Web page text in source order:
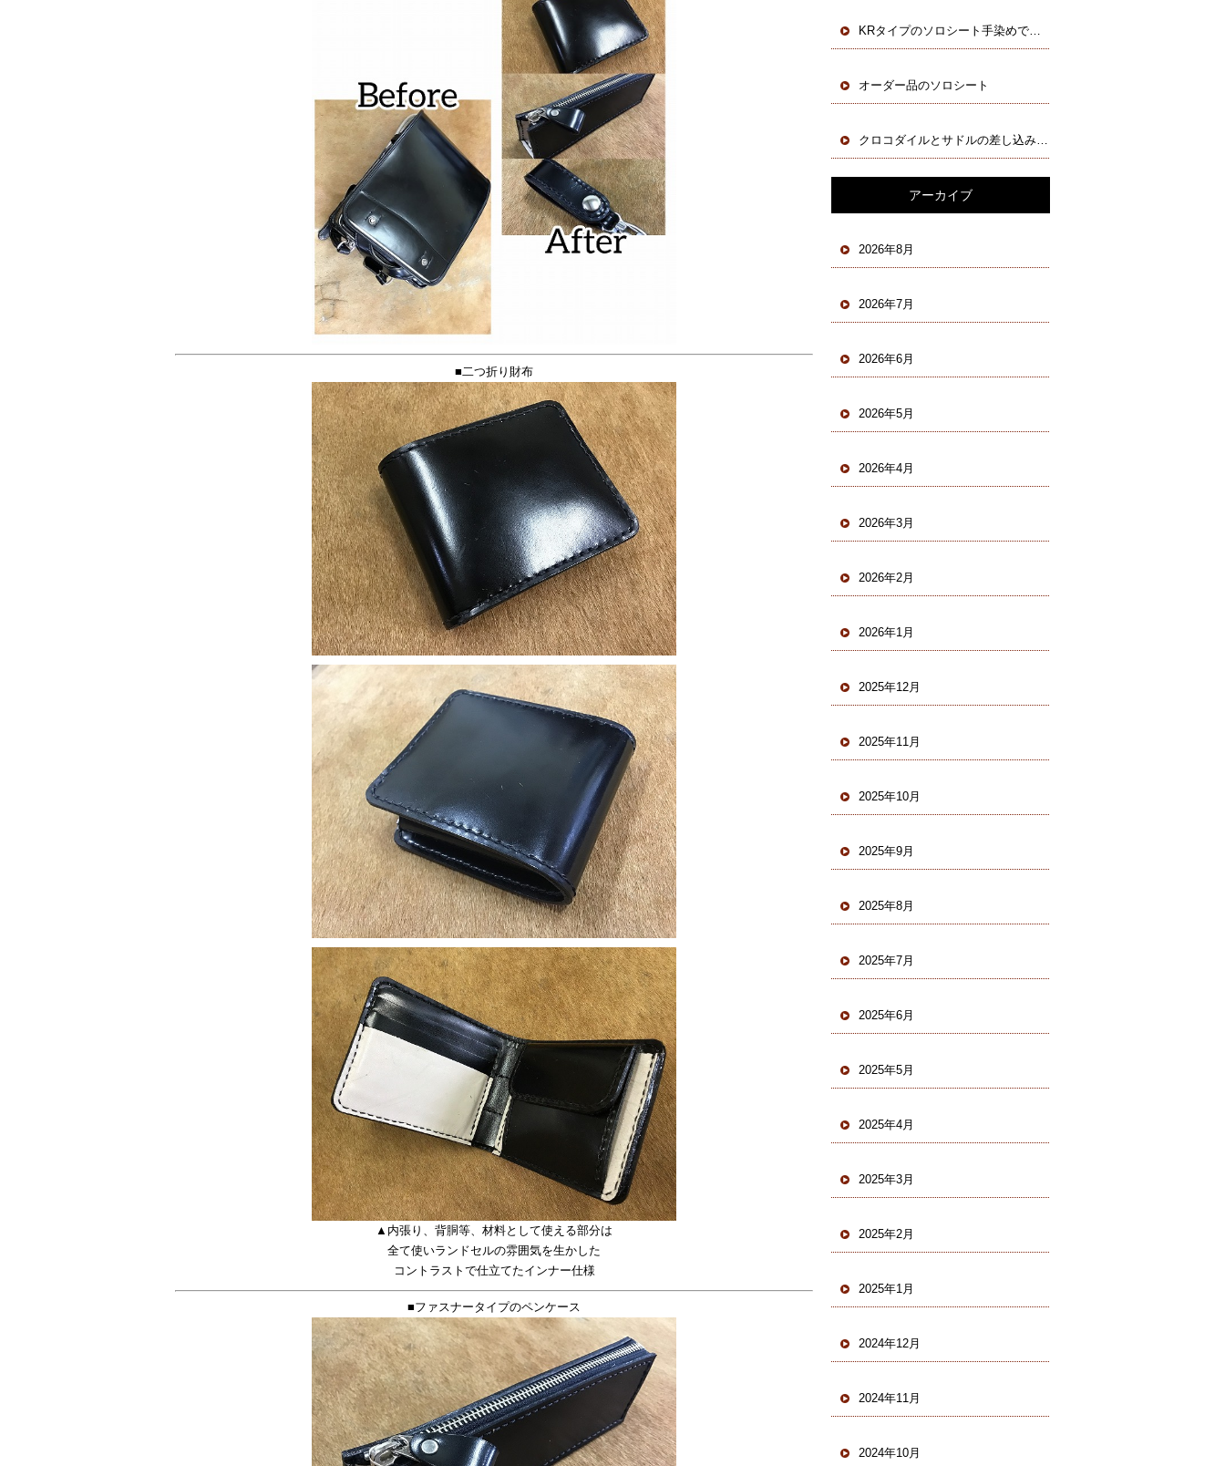
■二つ折り財布
▲内張り、背胴等、材料として使える部分は
全て使いランドセルの雰囲気を生かした
コントラストで仕立てたインナー仕様
■ファスナータイプのペンケース
KRタイプのソロシート手染めで焦げ茶
オーダー品のソロシート
クロコダイルとサドルの差し込みフラップコインケース
アーカイブ
2026年8月
2026年7月
2026年6月
2026年5月
2026年4月
2026年3月
2026年2月
2026年1月
2025年12月
2025年11月
2025年10月
2025年9月
2025年8月
2025年7月
2025年6月
2025年5月
2025年4月
2025年3月
2025年2月
2025年1月
2024年12月
2024年11月
2024年10月